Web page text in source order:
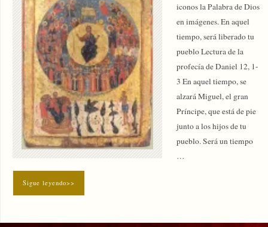
iconos la Palabra de Dios
en imágenes. En aquel
tiempo, será liberado tu
pueblo Lectura de la
profecía de Daniel 12, 1-
3 En aquel tiempo, se
alzará Miguel, el gran
Príncipe, que está de pie
junto a los hijos de tu
pueblo. Será un tiempo
…
Sigue leyendo>>